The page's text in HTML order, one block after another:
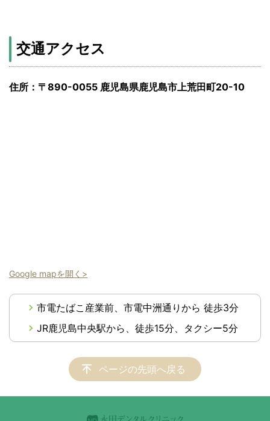
交通アクセス
住所：〒890-0055 鹿児島県鹿児島市上荒田町20-10
Google mapを開く>
市電たばこ産業前、市電中洲通りから 徒歩3分
JR鹿児島中央駅から、徒歩15分、タクシー5分
ページの先頭へ戻る